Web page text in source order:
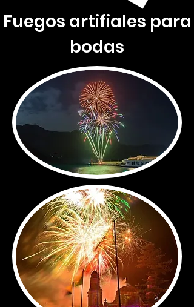
Fuegos artifiales para
bodas